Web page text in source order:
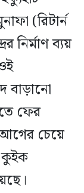
(রিটার্ন
নির্মাণ ব্যয়
বাড়ানো
ফের
আগের চেয়ে
কুইক